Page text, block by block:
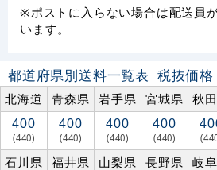
※ポストに入らない場合は配送員
います。
都道府県別送料一覧表 税抜価格
北海道
青森県 岩手県 宮城県 秋
400
(440)
400
(440)
400
(440)
400
(440)
石川県 福井県 山梨県 長野県 岐